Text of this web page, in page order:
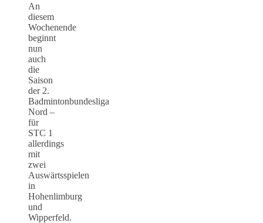
An
diesem
Wochenende
beginnt
nun
auch
die
Saison
der 2.
Badmintonbundesliga
Nord –
für
STC 1
allerdings
mit
zwei
Auswärtsspielen
in
Hohenlimburg
und
Wipperfeld.